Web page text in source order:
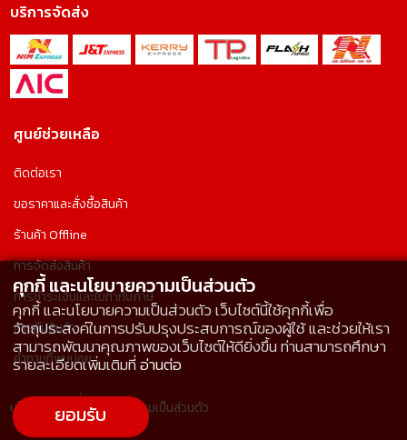
บริการจัดส่ง
ศูนย์ช่วยเหลือ
ติดต่อเรา
ขอราคาและสั่งซื้อสินค้า
ร้านค้า Offline
การจัดส่งสินค้า
การชำระเงินและใบกำกับภาษี
การคืนสินค้า
คำถามที่พบบ่อย
นโยบายคุกกี้ นโยบายความเป็นส่วนตัว
คุกกี้ และนโยบายความเป็นส่วนตัว
คุกกี้ และนโยบายความเป็นส่วนตัว เว็บไซต์นี้ใช้คุกกี้เพื่อ
วัตถุประสงค์ในการปรับปรุงประสบการณ์ของผู้ใช้ และช่วยให้เรา
สามารถพัฒนาคุณภาพของเว็บไซต์ให้ดียิ่งขึ้น ท่านสามารถศึกษา
ยอมรับ